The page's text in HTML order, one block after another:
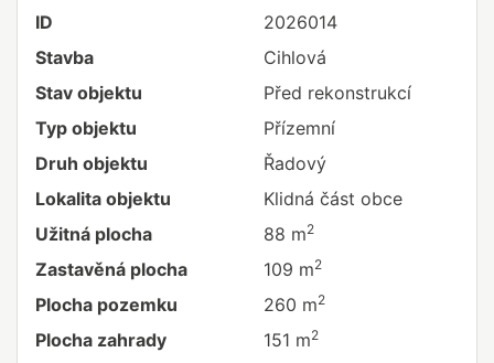
ID
2026014
Stavba
Cihlová
Stav objektu
Před rekonstrukcí
Typ objektu
Přízemní
Druh objektu
Řadový
Lokalita objektu
Klidná část obce
Užitná plocha
88 m2
Zastavěná plocha 109 m2
Plocha pozemku 260 m2
Plocha zahrady 151 m2